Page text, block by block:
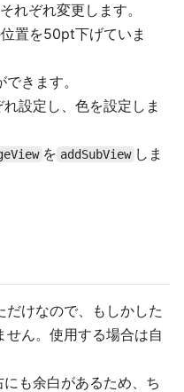
れぞれ変更します。
置を50pt下げていま
きます。
設定し、色を設定しま
を addSubView しま
だけなので、もしかした
せん。使用する場合は自
にも余白があるため、ち